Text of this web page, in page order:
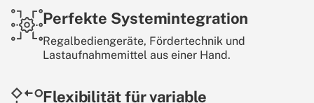
Perfekte Systemintegration
Regalbediengeräte, Fördertechnik und
Lastaufnahmemittel aus einer Hand.
Flexibilität für variable